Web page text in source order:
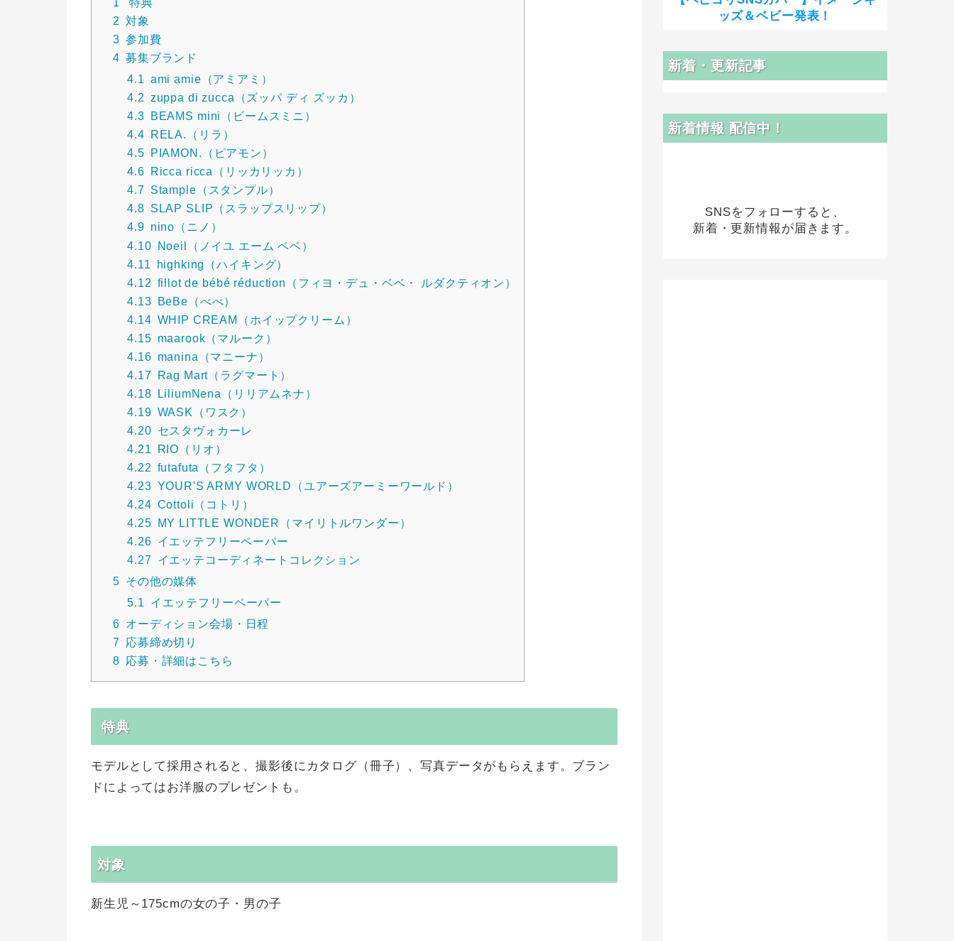
2 対象
3 参加費
4 募集ブランド
4.1 ami amie（アミアミ）
4.2 zuppa di zucca（ズッパ ディ ズッカ）
4.3 BEAMS mini（ビームスミニ）
4.4
RELA.（リラ）
4.5
PIAMON.（ピアモン）
4.6
Ricca ricca（リッカリッカ）
4.7 Stample（スタンプル）
4.8 SLAP SLIP（スラップスリップ）
4.9 nino（ニノ）
4.10 Noeil（ノイユ エーム ベベ）
4.11
highking（ハイキング）
4.12 fillot de bébé réduction（フィヨ・デュ・ベベ・ ルダクティオン）
4.13 BeBe（べべ）
4.14 WHIP CREAM（ホイップクリーム）
4.15 maarook（マルーク）
4.16 manina（マニーナ）
4.17 Rag Mart（ラグマート）
4.18 LiliumNena（リリアムネナ）
4.19 WASK（ワスク）
4.20 セスタヴォカーレ
4.21
RIO（リオ）
4.22 futafuta（フタフタ）
4.23 YOUR'S ARMY WORLD（ユアーズアーミーワールド）
4.24 Cottoli（コトリ）
4.25 MY LITTLE WONDER（マイリトルワンダー）
4.26 イエッテフリーペーパー
4.27 イエッテコーディネートコレクション
5 その他の媒体
5.1
イエッテフリーペーパー
6 オーディション会場・日程
7 応募締め切り
8 応募・詳細はこちら
特典
モデルとして採用されると、撮影後にカタログ（冊子）、写真データがもらえます。ブラン
ドによってはお洋服のプレゼントも。
対象
新生児～175cmの女の子・男の子
ッズ＆ベビー発表！
新着・更新記事
新着情報 配信中！
SNSをフォローすると、
新着・更新情報が届きます。